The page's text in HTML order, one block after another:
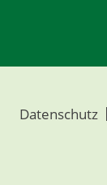
Datenschutz